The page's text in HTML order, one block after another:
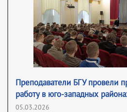
Преподаватели БГУ провели
работу в юго-западных
05.03.2026